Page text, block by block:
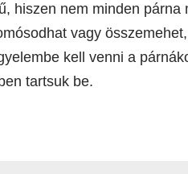
hiszen nem minden párna
vagy
kell venni a
tartsuk be.